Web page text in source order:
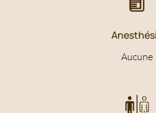
• Maux de tête chroniques
traitement par Botox aide à
contribuant ainsi à améliorer la
Aucune